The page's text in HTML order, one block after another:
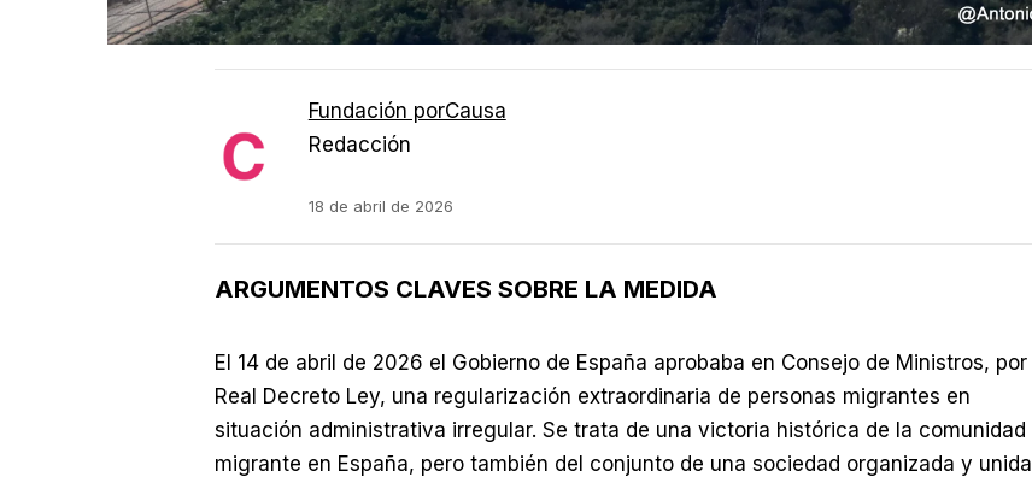
Fundación porCausa
Redacción
18 de abril de 2026
ARGUMENTOS CLAVES SOBRE LA MEDIDA
El 14 de abril de 2026 el Gobierno de España aprobaba en Consejo de Ministros, por
Real Decreto Ley, una regularización extraordinaria de personas migrantes en
situación administrativa irregular. Se trata de una victoria histórica de la comunidad
migrante en España, pero también del conjunto de una sociedad organizada y unida